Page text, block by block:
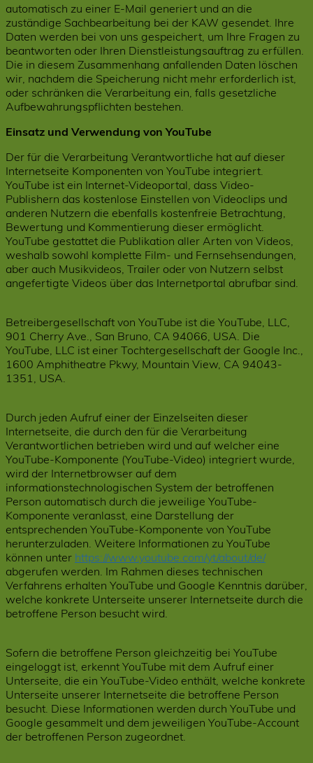
automatisch zu einer E-Mail generiert und an die
zuständige Sachbearbeitung bei der KAW gesendet. Ihre
Daten werden bei von uns gespeichert, um Ihre Fragen zu
beantworten oder Ihren Dienstleistungsauftrag zu erfüllen.
Die in diesem Zusammenhang anfallenden Daten löschen
wir, nachdem die Speicherung nicht mehr erforderlich ist,
oder schränken die Verarbeitung ein, falls gesetzliche
Aufbewahrungspflichten bestehen.
Einsatz und Verwendung von YouTube
Der für die Verarbeitung Verantwortliche hat auf dieser
Internetseite Komponenten von YouTube integriert.
YouTube ist ein Internet-Videoportal, dass Video-
Publishern das kostenlose Einstellen von Videoclips und
anderen Nutzern die ebenfalls kostenfreie Betrachtung,
Bewertung und Kommentierung dieser ermöglicht.
YouTube gestattet die Publikation aller Arten von Videos,
weshalb sowohl komplette Film- und Fernsehsendungen,
aber auch Musikvideos, Trailer oder von Nutzern selbst
angefertigte Videos über das Internetportal abrufbar sind.
Betreibergesellschaft von YouTube ist die YouTube, LLC,
901 Cherry Ave., San Bruno, CA 94066, USA. Die
YouTube, LLC ist einer Tochtergesellschaft der Google Inc.,
1600 Amphitheatre Pkwy, Mountain View, CA 94043-
1351, USA.
Durch jeden Aufruf einer der Einzelseiten dieser
Internetseite, die durch den für die Verarbeitung
Verantwortlichen betrieben wird und auf welcher eine
YouTube-Komponente (YouTube-Video) integriert wurde,
wird der Internetbrowser auf dem
informationstechnologischen System der betroffenen
Person automatisch durch die jeweilige YouTube-
Komponente veranlasst, eine Darstellung der
entsprechenden YouTube-Komponente von YouTube
herunterzuladen. Weitere Informationen zu YouTube
können unter https://www.youtube.com/yt/about/de/
abgerufen werden. Im Rahmen dieses technischen
Verfahrens erhalten YouTube und Google Kenntnis darüber,
welche konkrete Unterseite unserer Internetseite durch die
betroffene Person besucht wird.
Sofern die betroffene Person gleichzeitig bei YouTube
eingeloggt ist, erkennt YouTube mit dem Aufruf einer
Unterseite, die ein YouTube-Video enthält, welche konkrete
Unterseite unserer Internetseite die betroffene Person
besucht. Diese Informationen werden durch YouTube und
Google gesammelt und dem jeweiligen YouTube-Account
der betroffenen Person zugeordnet.